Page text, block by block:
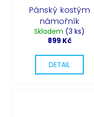
Pánský kostým
námořník
Skladem (3 ks)
899 Kč
DETAIL